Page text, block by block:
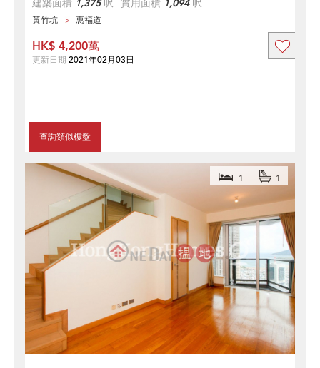
建築面積 1,375呎 實用面積 1,094呎
黃竹坑 惠福道
查詢類似樓盤
HK$ 4,200萬
更新日期 2021年02月03日
1 1